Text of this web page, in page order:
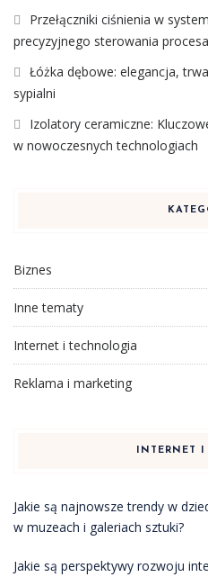
Przełączniki ciśnienia w
precyzyjnego sterowania
Łóżka dębowe: elegancja,
sypialni
Izolatory ceramiczne:
w nowoczesnych technologiach
Biznes
Inne tematy
Internet i technologia
Reklama i marketing
INTERNET
Jakie są najnowsze trendy w
w muzeach i galeriach sztuki?
Jakie są perspektywy rozwoju